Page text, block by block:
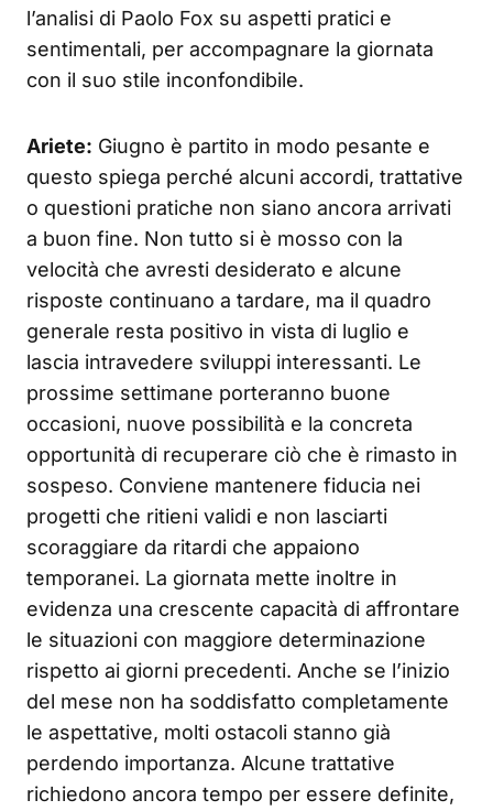
l’analisi di Paolo Fox su aspetti pratici e
sentimentali, per accompagnare la giornata
con il suo stile inconfondibile.
Ariete: Giugno è partito in modo pesante e
questo spiega perché alcuni accordi, trattative
o questioni pratiche non siano ancora arrivati
a buon fine. Non tutto si è mosso con la
velocità che avresti desiderato e alcune
risposte continuano a tardare, ma il quadro
generale resta positivo in vista di luglio e
lascia intravedere sviluppi interessanti. Le
prossime settimane porteranno buone
occasioni, nuove possibilità e la concreta
opportunità di recuperare ciò che è rimasto in
sospeso. Conviene mantenere fiducia nei
progetti che ritieni validi e non lasciarti
scoraggiare da ritardi che appaiono
temporanei. La giornata mette inoltre in
evidenza una crescente capacità di affrontare
le situazioni con maggiore determinazione
rispetto ai giorni precedenti. Anche se l’inizio
del mese non ha soddisfatto completamente
le aspettative, molti ostacoli stanno già
perdendo importanza. Alcune trattative
richiedono ancora tempo per essere definite,